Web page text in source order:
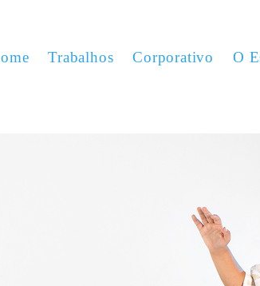
Trabalhos Corporativo O